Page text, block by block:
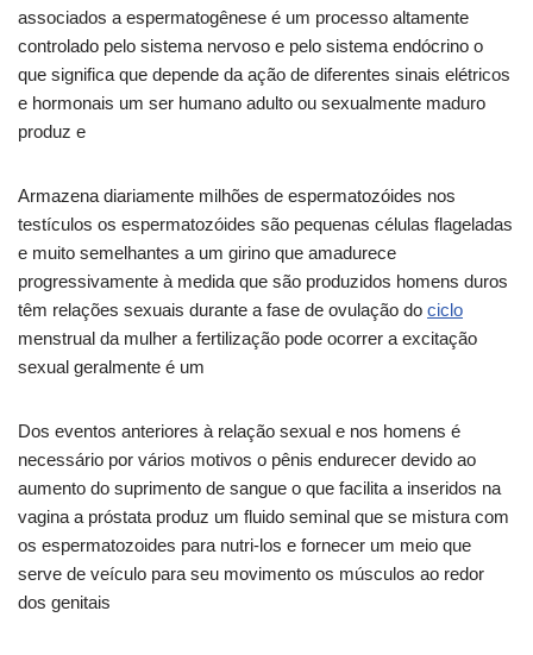
associados a espermatogênese é um processo altamente
controlado pelo sistema nervoso e pelo sistema endócrino o
que significa que depende da ação de diferentes sinais elétricos
e hormonais um ser humano adulto ou sexualmente maduro
produz e
Armazena diariamente milhões de espermatozóides nos
testículos os espermatozóides são pequenas células flageladas
e muito semelhantes a um girino que amadurece
progressivamente à medida que são produzidos homens duros
têm relações sexuais durante a fase de ovulação do ciclo
menstrual da mulher a fertilização pode ocorrer a excitação
sexual geralmente é um
Dos eventos anteriores à relação sexual e nos homens é
necessário por vários motivos o pênis endurecer devido ao
aumento do suprimento de sangue o que facilita a inseridos na
vagina a próstata produz um fluido seminal que se mistura com
os espermatozoides para nutri-los e fornecer um meio que
serve de veículo para seu movimento os músculos ao redor
dos genitais